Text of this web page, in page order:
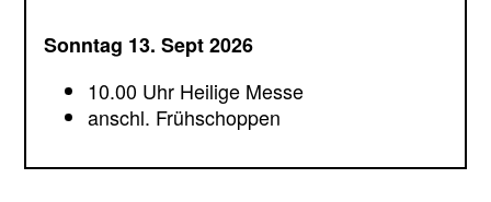
Sonntag 13. Sept 2026
10.00 Uhr Heilige Messe
anschl. Frühschoppen